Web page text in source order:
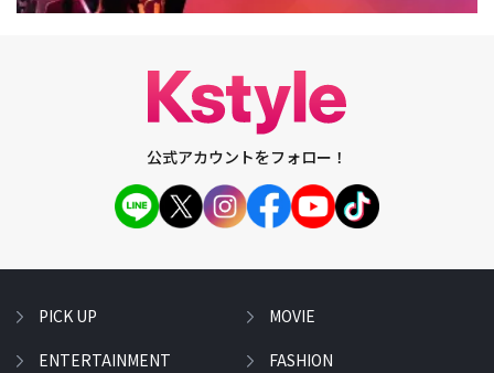
公式アカウントをフォロー！
PICK UP
ENTERTAINMENT
MOVIE
FASHION